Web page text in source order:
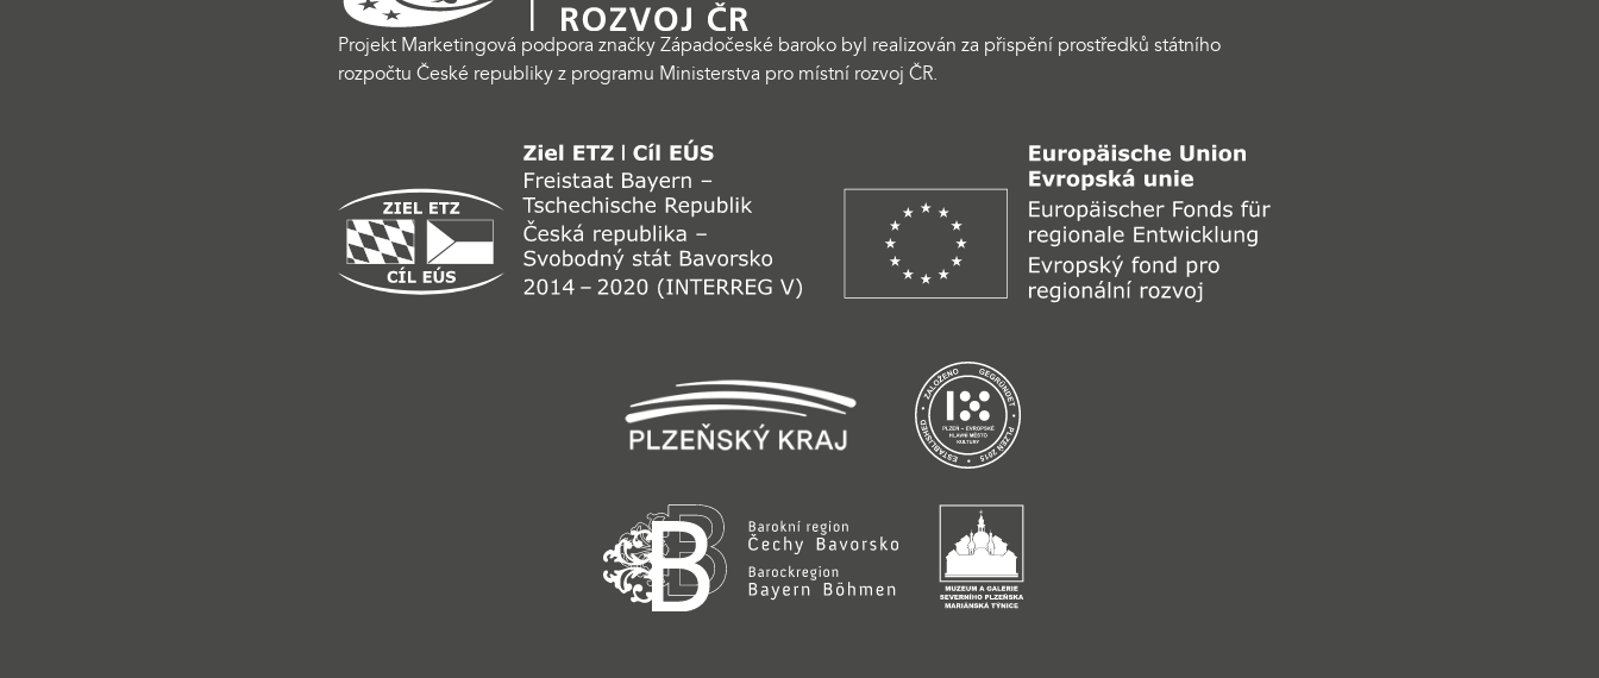
Projekt Marketingová podpora značky Západočeské baroko byl realizován za přispění prostředků státního
rozpočtu České republiky z programu Ministerstva pro místní rozvoj ČR.